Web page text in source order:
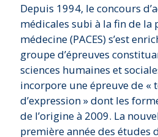
Depuis 1994, le concours
médicales subi à la fin de la
médecine (PACES) s’est
groupe d’épreuves
sciences humaines et
incorpore une épreuve de «
d’expression » dont les
de l’origine à 2009. La
première année des études